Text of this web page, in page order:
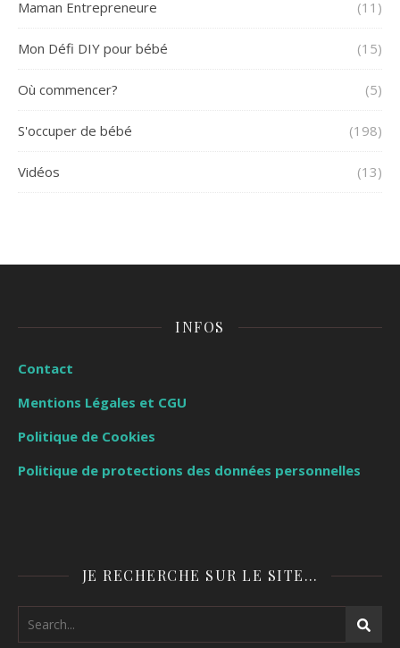
Maman Entrepreneure (11)
Mon Défi DIY pour bébé (15)
Où commencer? (5)
S'occuper de bébé (198)
Vidéos (13)
INFOS
Contact
Mentions Légales et CGU
Politique de Cookies
Politique de protections des données personnelles
JE RECHERCHE SUR LE SITE…